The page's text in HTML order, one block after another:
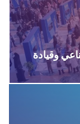
وقيادة